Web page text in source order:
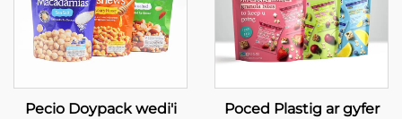
Pecio Doypack wedi'i
Poced Plastig ar gyfer